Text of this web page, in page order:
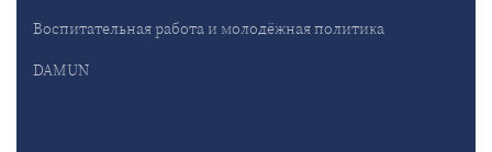
Воспитательная работа и молодёжная политика
DAMUN